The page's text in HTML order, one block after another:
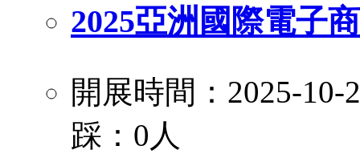
2025亞洲國際電子
開展時間：2025-
踩：0人